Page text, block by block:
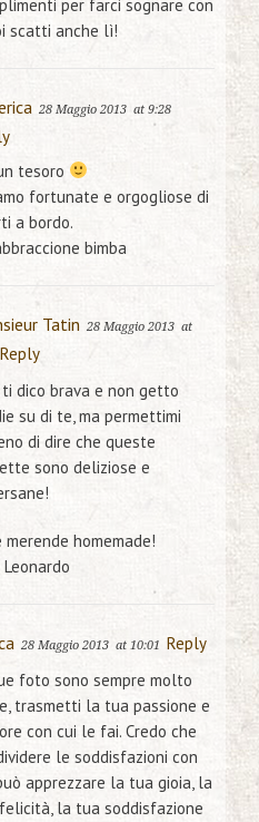
per farci sognare con
scatti anche lì!
28 Maggio 2013 at 9:28
tesoro
fortunate e orgogliose di
a bordo.
bimba
Tatin 28 Maggio 2013 at
Reply
ti dico brava e non getto
su di te, ma permettimi
di dire che queste
sono deliziose e
merende homemade!
Leonardo
28 Maggio 2013 at 10:01 Reply
foto sono sempre molto
trasmetti la tua passione e
con cui le fai. Credo che
le soddisfazioni con
apprezzare la tua gioia, la
la tua soddisfazione